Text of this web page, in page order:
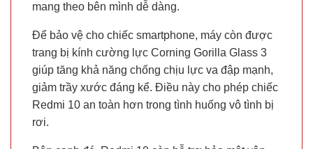
mang theo bên mình dễ dàng.
Để bảo vệ cho chiếc smartphone, máy còn được
trang bị kính cường lực Corning Gorilla Glass 3
giúp tăng khả năng chống chịu lực va đập mạnh,
giảm trầy xước đáng kể. Điều này cho phép chiếc
Redmi 10 an toàn hơn trong tình huống vô tình bị
rơi.